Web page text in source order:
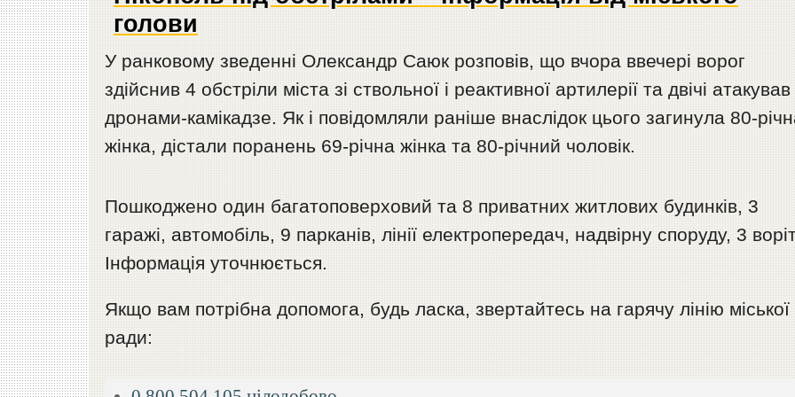
голови
У ранковому зведенні Олександр Саюк розповів, що вчора ввечері ворог
здійснив 4 обстріли міста зі ствольної і реактивної артилерії та двічі атакував
дронами-камікадзе. Як і повідомляли раніше внаслідок цього загинула 80-
жінка, дістали поранень 69-річна жінка та 80-річний чоловік.
Пошкоджено один багатоповерховий та 8 приватних житлових будинків, 3
гаражі, автомобіль, 9 парканів, лінії електропередач, надвірну споруду, 3
Інформація уточнюється.
Якщо вам потрібна допомога, будь ласка, звертайтесь на гарячу лінію міської
ради: